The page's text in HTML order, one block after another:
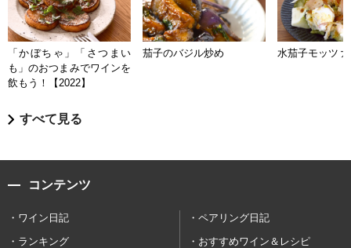
「かぼちゃ」「さつまい
も」のおつまみでワインを
飲もう！【2022】
茄子のバジル炒め 水茄子モッツァ
すべて見る
コンテンツ
ワイン日記
ペアリング日記
ランキング
おすすめワイン＆レシピ